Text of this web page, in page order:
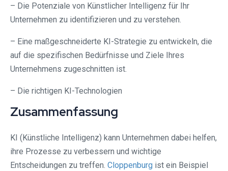
– Die Potenziale von Künstlicher Intelligenz für Ihr
Unternehmen zu identifizieren und zu verstehen.
– Eine maßgeschneiderte KI-Strategie zu entwickeln, die
auf die spezifischen Bedürfnisse und Ziele Ihres
Unternehmens zugeschnitten ist.
– Die richtigen KI-Technologien
Zusammenfassung
KI (Künstliche Intelligenz) kann Unternehmen dabei helfen,
ihre Prozesse zu verbessern und wichtige
Entscheidungen zu treffen. Cloppenburg ist ein Beispiel